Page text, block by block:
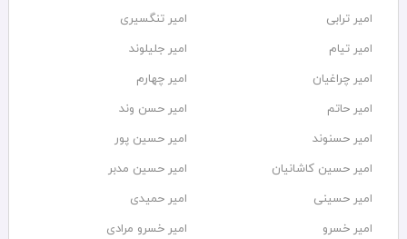
امیر ترابی
امیر تنگسیری
امیر تیام
امیر جلیلوند
امیر چراغیان
امیر چهارم
امیر حاتم
امیر حسن وند
امیر حسنوند
امیر حسین پور
امیر حسین کاشانیان
امیر حسین مدبر
امیر حسینی
امیر حمیدی
امیر خسرو
امیر خسرو مرادی